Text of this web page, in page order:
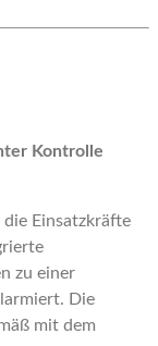
Kontrolle
Einsatzkräfte
zu einer
Die
mit dem